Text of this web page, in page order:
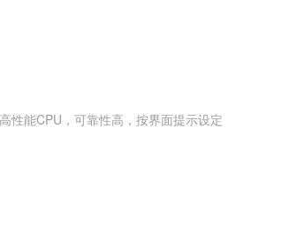
性能CPU，可靠性高，按界面提示设定